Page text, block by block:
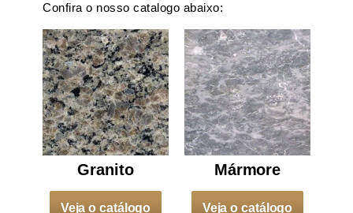
Confira o nosso catalogo abaixo:
Granito
Veja o catálogo
Mármore
Veja o catálogo